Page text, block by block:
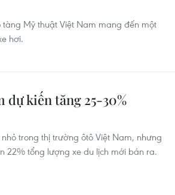
Mỹ thuật Việt Nam mang đến một
hơi.
kiến tăng 25-30%
trong thị trường ôtô Việt Nam, nhưng
22% tổng lượng xe du lịch mới bán ra.